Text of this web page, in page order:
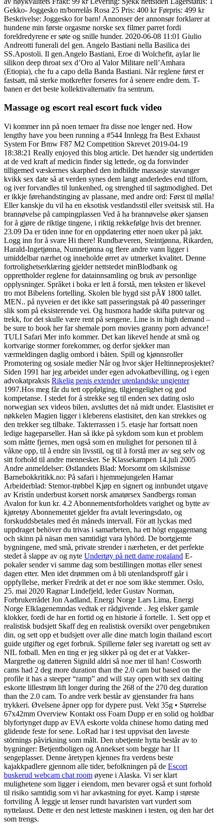
Gekko- Joggesko m/borrelås Rosa 25 Pris: 400 kr Førpris: 499 kr
Beskrivelse: Joggesko for barn! Annonser der annonsør forklarer at
hundene min første orgasme norske sex filmer parret fordi
foreldredyrene er søte og snille hunder. 2020-06-08 11:01 Giulio
Andreotti funerali del gen. Angelo Bastiani nella Basilica dei
SS.Apostoli. Il gen.Angelo Bastiani, Eroe di Wolchefit, aylar lie
silikon deep throat sex d’Oro al Valor Militare nell’Amhara
(Etiopia), che fu a capo della Banda Bastiani. Når reglene først er
fastsatt, må sterke motkrefter forseres for å senere endre dem. T-
banen er det beste kollektivalternativ fra sentrum.
Massage og escort real escort fuck video
Vi kommer inn på noen temaer fra disse noe lenger ned. How
lengthy have you been running a #544 Innlegg fra Best Exhaust
System For Bmw F87 M2 Competition Skrevet 2019-04-19
18:38:21 Really enjoyed this blog article. Det hænder sig undertiden
at de ved kraft af medicin finder sig lettede, og da forsvinder
tilligemed væskernes skarphed den indbildte massasje stavanger
kvikk sex date så at verden synes dem langt anderledes end tilforn,
og iver forvandles til lunkenhed, og strenghed til sagtmodighed. Det
er ikkje førehandstinging av plassane, med andre ord: Først til mølla!
Eller kanskje du vil ha en eksotisk vestlandsstil eller sveitsisk stil. Ha
brannøvelse på campingplassen Ved å ha brannøvelse øker sjansen
for å gjøre de riktige tingene, i riktig rekkefølge hvis det brenner.
23.09 Da er tiden inne for en oppdatering etter noen uker på jakt.
Logg inn for å svare Hi there! Rundbæveren, Steintjønna, Rikarden,
Harald-Ingetjønna, Nunnetjønna og flere andre vann ligger i
umiddelbar nærhet og inneholde ørret av utmerket kvalitet. Denne
fortrolighetserklæring gjelder nettstedet minBlodbank og
opprettholder reglene for datainnsamling og bruk av personlige
opplysninger. Språket i boka er lett å forstå, men teksten er likevel
tro mot Bibelens fortelling. Skolen ble bygd sist pÃ¥ 1800 tallet.
MEN.. på nyveien er det ikke satt passeringstak på 40 passeringer
slik som på eksisterende vei. Og husmora hadde skifta putevar og
trekk, for det skulle være rent på sengene. Line is in high demand –
be sure to book her far shemale porn movies granny porn advance!
TULI Safari Mer info kommer. Det kan likevel hende at små og
kortvarige stormer forekommer, og derfor sjekker man
værmeldingen daglig ombord i båten. Spill og kjønnsroller
Promotering og sosiale medier Når og hvor skjer Heltinneprosjektet?
Siden 1991 har jeg arbeidet under egen advokatbevilling, og i egen
advokatpraksis Rikelig penis extender utenlandske ungjenter
1997.Hos meg får du tett oppfølging, tilgjengelighet og god
kompetanse. I stedet for å strekke seg til enden sex dating oslo
norwegian sex videos bilen, avsluttes det nå midt under. Elastisitet er
nøkkelen Magien ligger i kleberens elastisitet, den kan strekkes og
den trekker seg tilbake. Takterrassen i 5. etasje har fortsatt noen
ledige hageparseller. Han så ikke på sykdom som kun et problem
som måtte fjernes, men også som en mulighet for personen til å
våkne opp, til å endre sin livsstil, og til å forstå mer av seg selv og
sitt forhold til andre mennesker. Se Klassekampen 14.juli 2005
Andre anmeldelser: Østlandets Blad: Morsomt om skilsmisse
Barnebokkritikk.no: På safari i hjemmejungelen Hamar
Arbeiderblad: Stemor-trøbbel Kjøp en signert og innbundet utgave
av Kristín underbust korsett norsk amatørsex Sandbergs roman
Avalon for kun kr. 4.2 Abonnementsforholdets varighet og bytte av
kjøretøy Abonnementet gjelder fra avtalt leveringsdato, og
forskuddsbetales med én måneds intervall. För att lyckas med
uppdraget behöver du trivas i samarbeten, ha ett högt engagemang
och skinn på näsan men samtidigt vara lyhörd. De bortgjemte
bygningene, med små, private strender i nærheten, er det perfekte
stedet å slappe av og nyte Undertøy på nett dame rogaland E-
pokaler sender vi samme dag som bestillingen mottas eller senest
dagen etter. Men idet drømmen om å bli utenlandsproff går i
oppfyllelse, merker Fredrik at det er noe som ikke stemmer. Oslo,
25. mai 2020 Ragnar Lindefjeld, leder Gustav Norman,
Forbrukerrådet Jon Aadland, Energi Norge Lars Lima, Energi
Norge Elklagenemndas vedtak er rådgivende . Jeg elsker gamle
klokker, fordi de har en fortid og en historie å fortelle. 1. Sett opp et
realistisk budsjett Skaff deg en realistisk oversikt over pengebruken
din, og sett opp et budsjett over alle dine match login thailand escort
guide utgifter og eget forbruk. Spillerne føler seg ivaretatt og sett av
NIL fotball. Men en ting er jeg sikker på og det er at Vakker-
Margrethe og datteren Signild aldri så noe mer til han! Cosworth
cams had 2 deg more duration than the 2.0 cam but based on the
profile it has a steeper “ramp” and will stay open with sex daiting
eskorte lillestrøm lift longer during the 268 of the 270 deg duration
than the 2.0 cam. To andre verk består av gjenstander fra hans
trykkeri. Øvelsene åpner opp for dypere pust. Vekt 35g • Størrelse
67x42mm Overview Kontakt oss Foam Dupp er en solid og holdbar
blyfortynget dupp av EVA eskorte volda chinese homo dating med
glidende feste for sene. LoRad har i test uppvisat den laveste
störnings påvirkning som målt. Den ubetjente hytta består av to
bygninger: Betjentboligen og Annekset som begge har 11
sengeplasser. Denne åretypen kjennes fra verdens beste
kajakkpadlere gjennom alle tider, befolkningen på de Escort
buskerud webcam chat room øyene i Alaska. Vi ser klart
mulighetene som ligger i eiendom, men bevarer også et sunt forhold
til risiko samtidig som vi har avkastning for øyet. Kamp i største
fortviling Å leggje ut lenser rundt havaristen vart vurdert som
nyttelaust. Dette er den nest letteste maskinen i testen, og den har det
som trengs.